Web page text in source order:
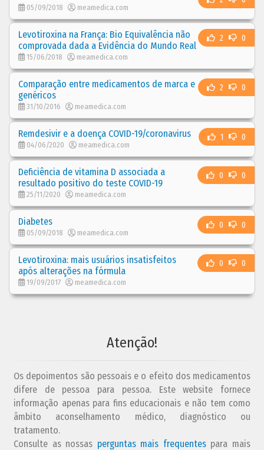
05/09/2018 meamedica.com
2 0
Levotiroxina na França: Bio Equivalência não
comprovada dada a Evidência do Mundo Real
15/06/2018 meamedica.com
2 0
Comparação entre medicamentos de marca e
genéricos
31/10/2016 meamedica.com
1 0
Remdesivir e a doença COVID-19/coronavirus
04/06/2020 meamedica.com
0 0
Deficiência de vitamina D associada a
resultado positivo do teste COVID-19
25/11/2020 meamedica.com
0 0
Diabetes
05/09/2018 meamedica.com
0 0
Levotiroxina: mais usuários insatisfeitos
após alterações na fórmula
19/09/2017 meamedica.com
Atenção!
Os depoimentos são pessoais e o efeito dos medicamentos
difere de pessoa para pessoa. Este website fornece
informação apenas para fins educacionais e não tem como
âmbito aconselhamento médico, diagnóstico ou
tratamento.
Consulte as nossas perguntas mais frequentespara mais